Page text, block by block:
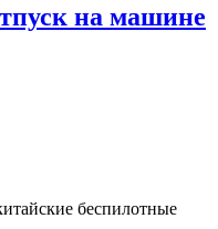
на машине
беспилотные